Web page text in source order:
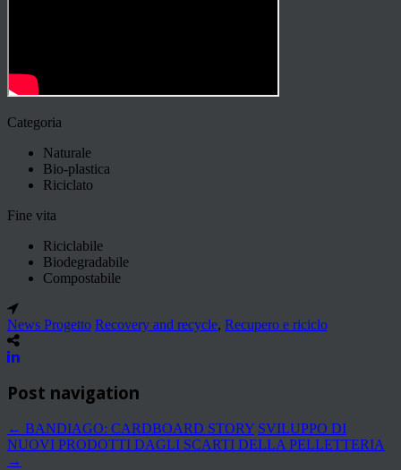
Categoria
Naturale
Bio-plastica
Riciclato
Fine vita
Riciclabile
Biodegradabile
Compostabile
News Progetto Recovery and recycle, Recupero e riciclo
Post navigation
← BANDIAGO: CARDBOARD STORY SVILUPPO DI
NUOVI PRODOTTI DAGLI SCARTI DELLA PELLETTERIA
→